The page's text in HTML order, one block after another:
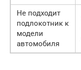
Не подходит
подлокотник к
модели
автомобиля